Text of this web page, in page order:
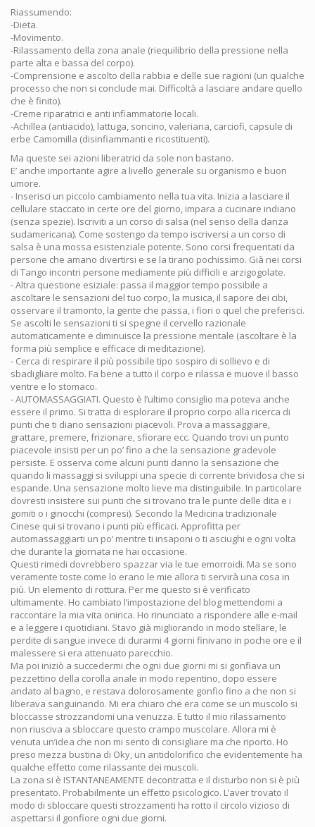
Riassumendo:
-Dieta.
-Movimento.
-Rilassamento della zona anale (riequilibrio della pressione nella
parte alta e bassa del corpo).
-Comprensione e ascolto della rabbia e delle sue ragioni (un qualche
processo che non si conclude mai. Difficoltà a lasciare andare quello
che è finito).
-Creme riparatrici e anti infiammatorie locali.
-Achillea (antiacido), lattuga, soncino, valeriana, carciofi, capsule di
erbe Camomilla (disinfiammanti e ricostituenti).
Ma queste sei azioni liberatrici da sole non bastano.
E’ anche importante agire a livello generale su organismo e buon
umore.
- Inserisci un piccolo cambiamento nella tua vita. Inizia a lasciare il
cellulare staccato in certe ore del giorno, impara a cucinare indiano
(senza spezie). Iscriviti a un corso di salsa (nel senso della danza
sudamericana). Come sostengo da tempo iscriversi a un corso di
salsa è una mossa esistenziale potente. Sono corsi frequentati da
persone che amano divertirsi e se la tirano pochissimo. Già nei corsi
di Tango incontri persone mediamente più difficili e arzigogolate.
- Altra questione esiziale: passa il maggior tempo possibile a
ascoltare le sensazioni del tuo corpo, la musica, il sapore dei cibi,
osservare il tramonto, la gente che passa, i fiori o quel che preferisci.
Se ascolti le sensazioni ti si spegne il cervello razionale
automaticamente e diminuisce la pressione mentale (ascoltare è la
forma più semplice e efficace di meditazione).
- Cerca di respirare il più possibile tipo sospiro di sollievo e di
sbadigliare molto. Fa bene a tutto il corpo e rilassa e muove il basso
ventre e lo stomaco.
- AUTOMASSAGGIATI. Questo è l’ultimo consiglio ma poteva anche
essere il primo. Si tratta di esplorare il proprio corpo alla ricerca di
punti che ti diano sensazioni piacevoli. Prova a massaggiare,
grattare, premere, frizionare, sfiorare ecc. Quando trovi un punto
piacevole insisti per un po’ fino a che la sensazione gradevole
persiste. E osserva come alcuni punti danno la sensazione che
quando li massaggi si sviluppi una specie di corrente brividosa che si
espande. Una sensazione molto lieve ma distinguibile. In particolare
dovresti insistere sui punti che si trovano tra le punte delle dita e i
gomiti o i ginocchi (compresi). Secondo la Medicina tradizionale
Cinese qui si trovano i punti più efficaci. Approfitta per
automassaggiarti un po’ mentre ti insaponi o ti asciughi e ogni volta
che durante la giornata ne hai occasione.
Questi rimedi dovrebbero spazzar via le tue emorroidi. Ma se sono
veramente toste come lo erano le mie allora ti servirà una cosa in
più. Un elemento di rottura. Per me questo si è verificato
ultimamente. Ho cambiato l’impostazione del blog mettendomi a
raccontare la mia vita onirica. Ho rinunciato a rispondere alle e-mail
e a leggere i quotidiani. Stavo già migliorando in modo stellare, le
perdite di sangue invece di durarmi 4 giorni finivano in poche ore e il
malessere si era attenuato parecchio.
Ma poi iniziò a succedermi che ogni due giorni mi si gonfiava un
pezzettino della corolla anale in modo repentino, dopo essere
andato al bagno, e restava dolorosamente gonfio fino a che non si
liberava sanguinando. Mi era chiaro che era come se un muscolo si
bloccasse strozzandomi una venuzza. E tutto il mio rilassamento
non riusciva a sbloccare questo crampo muscolare. Allora mi è
venuta un’idea che non mi sento di consigliare ma che riporto. Ho
preso mezza bustina di Oky, un antidolorifico che evidentemente ha
qualche effetto come rilassante dei muscoli.
La zona si è ISTANTANEAMENTE decontratta e il disturbo non si è più
presentato. Probabilmente un effetto psicologico. L’aver trovato il
modo di sbloccare questi strozzamenti ha rotto il circolo vizioso di
aspettarsi il gonfiore ogni due giorni.